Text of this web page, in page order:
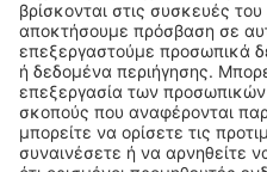
αποτελέσματα για
Προσπαθήστε να κάνετε